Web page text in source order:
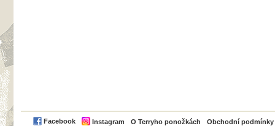
Facebook Instagram O Terryho ponožkách Obchodní podmínky
PayPal